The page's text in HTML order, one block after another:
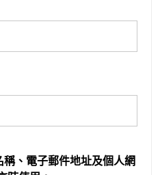
稱、電子郵件地址及個人網